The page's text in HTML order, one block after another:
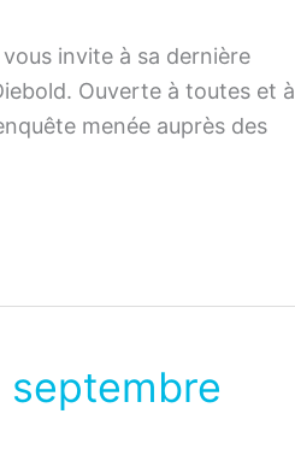
invite à sa dernière
Ouverte à toutes et à
menée auprès des
septembre